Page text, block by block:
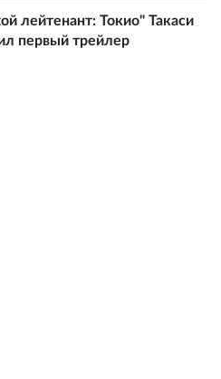
лейтенант: Токио" Такаси
первый трейлер